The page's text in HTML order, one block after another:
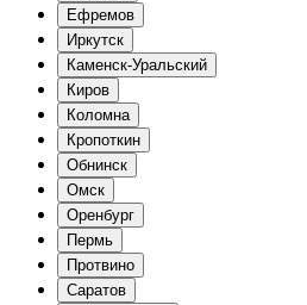
Ефремов
Иркутск
Каменск-Уральский
Киров
Коломна
Кропоткин
Обнинск
Омск
Оренбург
Пермь
Протвино
Саратов